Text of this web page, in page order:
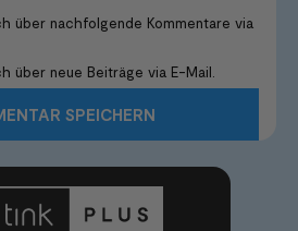
über nachfolgende Kommentare via
über neue Beiträge via E-Mail.